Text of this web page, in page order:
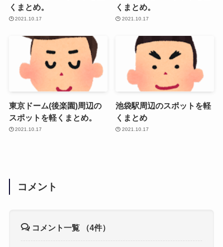
くまとめ。
2021.10.17
くまとめ。
2021.10.17
東京ドーム(後楽園)周辺の
スポットを軽くまとめ。
2021.10.17
池袋駅周辺のスポットを軽
くまとめ
2021.10.17
コメント
コメント一覧 （4件）